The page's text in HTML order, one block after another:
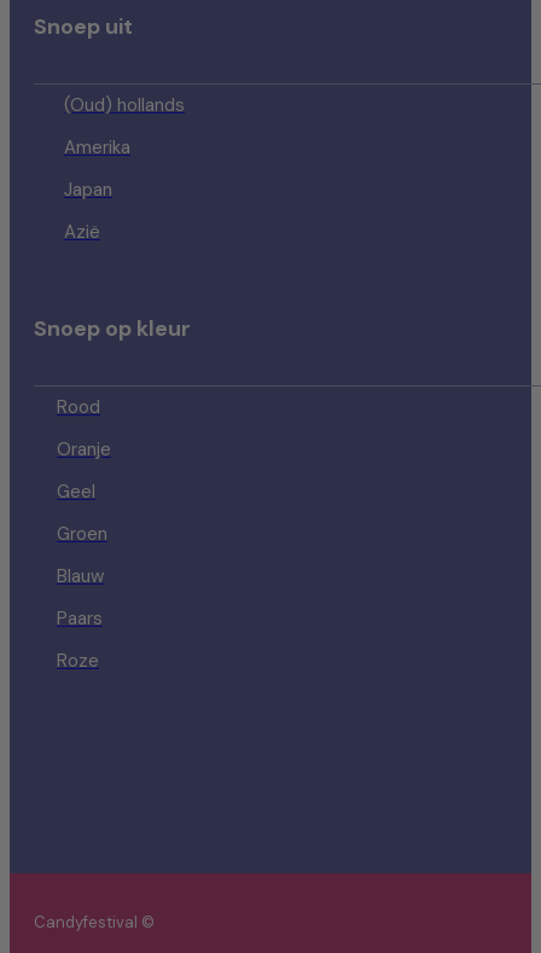
Snoep uit
(Oud) hollands
Amerika
Japan
Azië
Snoep op kleur
Rood
Oranje
Geel
Groen
Blauw
Paars
Roze
Candyfestival ©